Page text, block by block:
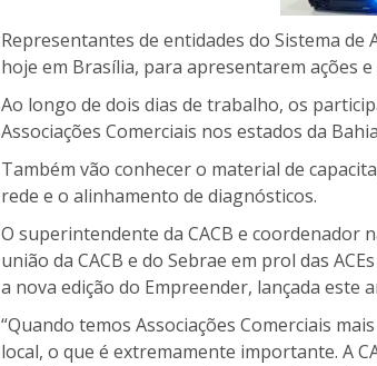
Representantes de entidades do Sistema de
hoje em Brasília, para apresentarem ações
Ao longo de dois dias de trabalho, os
Associações Comerciais nos estados da
Também vão conhecer o material de
rede e o alinhamento de diagnósticos.
O superintendente da CACB e coordenador
união da CACB e do Sebrae em prol das
a nova edição do Empreender, lançada este
“Quando temos Associações Comerciais
local, o que é extremamente importante. A